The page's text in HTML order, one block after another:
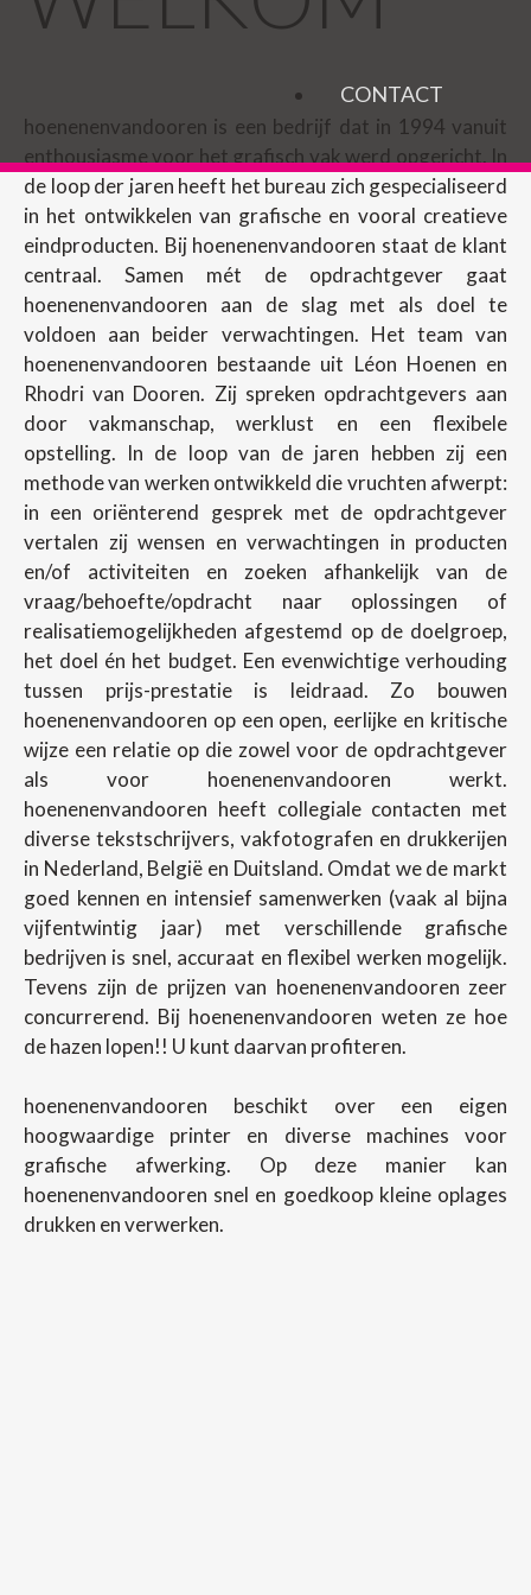
CONTACT
hoenenenvandooren is een bedrijf dat in 1994 vanuit
enthousiasme voor het grafisch vak werd opgericht. In
de loop der jaren heeft het bureau zich gespecialiseerd
in het ontwikkelen van grafische en vooral creatieve
eindproducten. Bij hoenenenvandooren staat de klant
centraal. Samen mét de opdrachtgever gaat
hoenenenvandooren aan de slag met als doel te
voldoen aan beider verwachtingen. Het team van
hoenenenvandooren bestaande uit Léon Hoenen en
Rhodri van Dooren. Zij spreken opdrachtgevers aan
door vakmanschap, werklust en een flexibele
opstelling. In de loop van de jaren hebben zij een
methode van werken ontwikkeld die vruchten afwerpt:
in een oriënterend gesprek met de opdrachtgever
vertalen zij wensen en verwachtingen in producten
en/of activiteiten en zoeken afhankelijk van de
vraag/behoefte/opdracht naar oplossingen of
realisatiemogelijkheden afgestemd op de doelgroep,
het doel én het budget. Een evenwichtige verhouding
tussen prijs-prestatie is leidraad. Zo bouwen
hoenenenvandooren op een open, eerlijke en kritische
wijze een relatie op die zowel voor de opdrachtgever
als voor hoenenenvandooren werkt.
hoenenenvandooren heeft collegiale contacten met
diverse tekstschrijvers, vakfotografen en drukkerijen
in Nederland, België en Duitsland. Omdat we de markt
goed kennen en intensief samenwerken (vaak al bijna
vijfentwintig jaar) met verschillende grafische
bedrijven is snel, accuraat en flexibel werken mogelijk.
Tevens zijn de prijzen van hoenenenvandooren zeer
concurrerend. Bij hoenenenvandooren weten ze hoe
de hazen lopen!! U kunt daarvan profiteren.
hoenenenvandooren beschikt over een eigen
hoogwaardige printer en diverse machines voor
grafische afwerking. Op deze manier kan
hoenenenvandooren snel en goedkoop kleine oplages
drukken en verwerken.